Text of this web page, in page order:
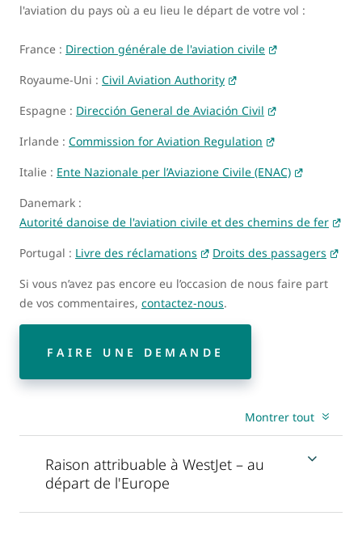
l'aviation du pays où a eu lieu le départ de votre vol :
France : Direction générale de l'aviation civile
Royaume-Uni : Civil Aviation Authority
Espagne : Dirección General de Aviación Civil
Irlande : Commission for Aviation Regulation
Italie : Ente Nazionale per l’Aviazione Civile (ENAC)
Danemark :
Autorité danoise de l'aviation civile et des chemins de fer
Portugal : Livre des réclamations
Droits des passagers
Si vous n’avez pas encore eu l’occasion de nous faire part
de vos commentaires, contactez-nous.
FAIRE UNE DEMANDE
Montrer tout
Raison attribuable à WestJet – au
départ de l'Europe